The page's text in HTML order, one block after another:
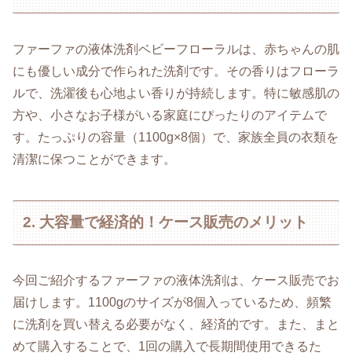
ファーファの液体洗剤ベビーフローラルは、赤ちゃんの肌
にも優しい成分で作られた洗剤です。その香りはフローラ
ルで、洗濯後も心地よい香りが持続します。特に敏感肌の
方や、小さなお子様がいる家庭にぴったりのアイテムで
す。たっぷりの容量（1100g×8個）で、家族全員の衣類を
清潔に保つことができます。
2. 大容量で経済的！ケース販売のメリット
今回ご紹介するファーファの液体洗剤は、ケース販売でお
届けします。1100gのサイズが8個入っているため、頻繁
に洗剤を買い替える必要がなく、経済的です。また、まと
めて購入することで、1回の購入で長期間使用できるた